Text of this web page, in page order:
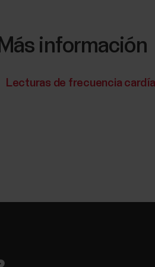
Más información
Lecturas de frecuencia